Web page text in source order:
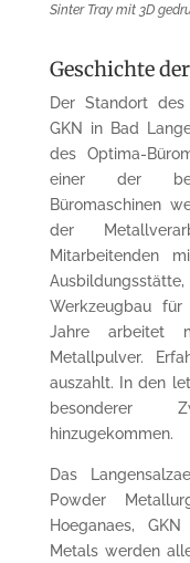
Sinter Tray mit 3D
Geschichte
Der Standort des
GKN in Bad
des Optima-
einer der
Büromaschinen
der
Mitarbeitenden
Werkzeugbau
Jahre arbeitet
Metallpulver.
auszahlt. In den
besonderer
hinzugekommen.
Das
Powder
Hoeganaes,
Metals werden